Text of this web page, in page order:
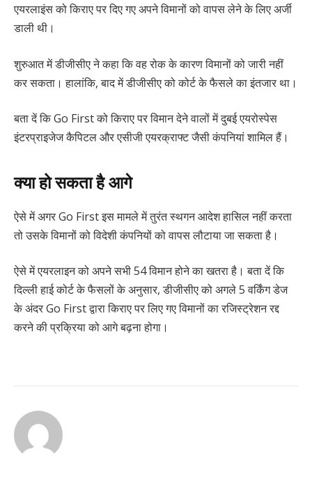
एयरलाइंस को किराए पर दिए गए अपने विमानों को वापस लेने के लिए अर्जी
डाली थी।
शुरुआत में डीजीसीए ने कहा कि वह रोक के कारण विमानों को जारी नहीं
कर सकता। हालांकि, बाद में डीजीसीए को कोर्ट के फैसले का इंतजार था।
बता दें कि Go First को किराए पर विमान देने वालों में दुबई एयरोस्पेस
इंटरप्राइजेज कैपिटल और एसीजी एयरक्राफ्ट जैसी कंपनियां शामिल हैं।
क्या हो सकता है आगे
ऐसे में अगर Go First इस मामले में तुरंत स्थगन आदेश हासिल नहीं करता
तो उसके विमानों को विदेशी कंपनियों को वापस लौटाया जा सकता है।
ऐसे में एयरलाइन को अपने सभी 54 विमान होने का खतरा है। बता दें कि
दिल्ली हाई कोर्ट के फैसलों के अनुसार, डीजीसीए को अगले 5 वर्किंग डेज
के अंदर Go First द्वारा किराए पर लिए गए विमानों का रजिस्ट्रेशन रद्द
करने की प्रक्रिया को आगे बढ़ना होगा।